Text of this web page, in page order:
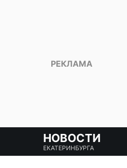
НОВОСТИ
ЕКАТЕРИНБУРГА